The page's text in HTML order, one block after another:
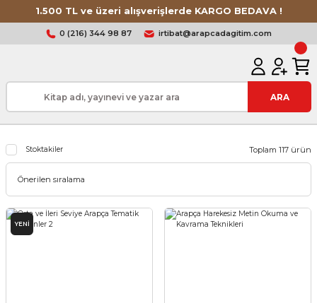
1.500 TL ve üzeri alışverişlerde KARGO BEDAVA !
0 (216) 344 98 87 irtibat@arapcadagitim.com
ARA
Stoktakiler Toplam 117 ürün
YENİ